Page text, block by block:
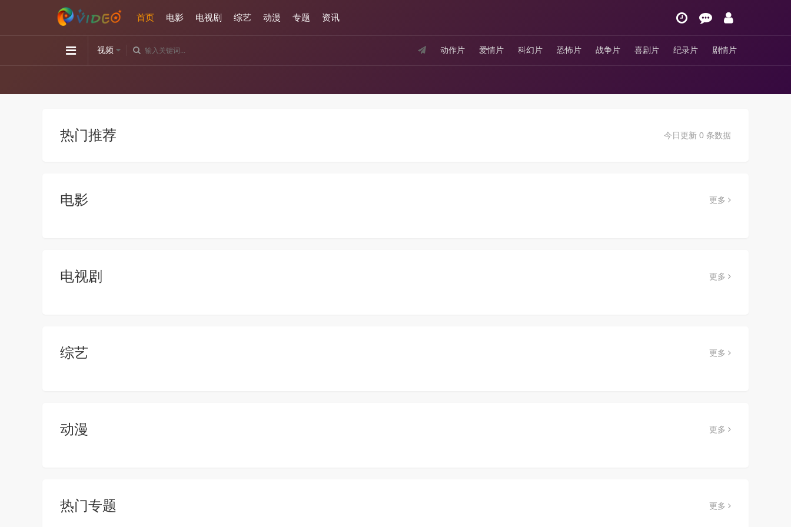
首页 电影 电视剧 综艺 动漫 专题 资讯
动作片 爱情片 科幻片 恐怖片 战争片 喜剧片 纪录片 剧情片
视频
今日更新 0 条数据
热门推荐
电影 更多
电视剧 更多
综艺 更多
动漫 更多
热门专题 更多